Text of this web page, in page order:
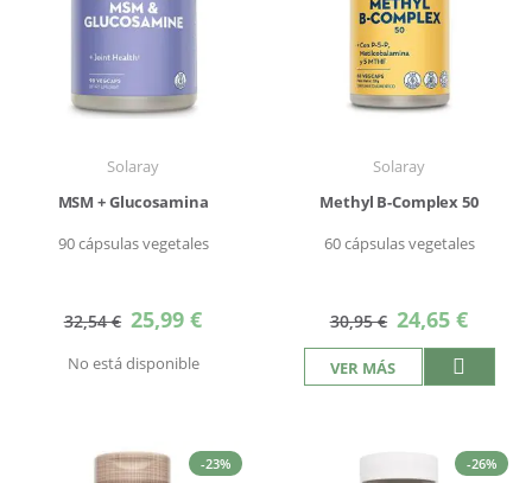
Solaray
MSM + Glucosamina
90 cápsulas vegetales
32,54 € Precio
especial
25,99 €
No está disponible
Solaray
Methyl B-Complex 50
60 cápsulas vegetales
30,95 € Precio
especial
24,65 €
VER MÁS
-23% -26%